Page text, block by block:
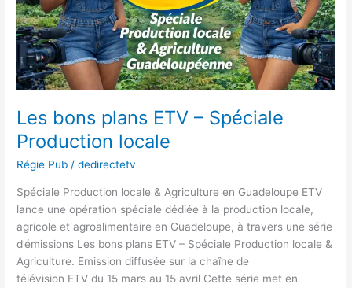
Les bons plans ETV – Spéciale
Production locale
Régie Pub /dedirectetv
Spéciale Production locale & Agriculture en Guadeloupe ETV
lance une opération spéciale dédiée à la production locale,
agricole et agroalimentaire en Guadeloupe, à travers une série
d’émissions Les bons plans ETV – Spéciale Production locale &
Agriculture. Emission diffusée sur la chaîne de
télévision ETV du 15 mars au 15 avril Cette série met en
locale